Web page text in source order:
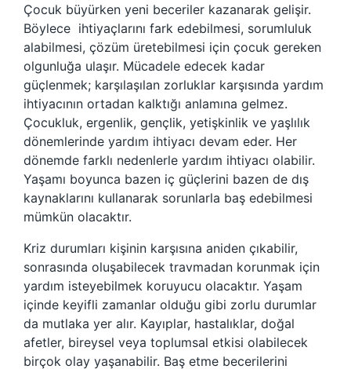
Çocuk büyürken yeni beceriler kazanarak gelişir.
Böylece ihtiyaçlarını fark edebilmesi, sorumluluk
alabilmesi, çözüm üretebilmesi için çocuk gereken
olgunluğa ulaşır. Mücadele edecek kadar
güçlenmek; karşılaşılan zorluklar karşısında yardım
ihtiyacının ortadan kalktığı anlamına gelmez.
Çocukluk, ergenlik, gençlik, yetişkinlik ve yaşlılık
dönemlerinde yardım ihtiyacı devam eder. Her
dönemde farklı nedenlerle yardım ihtiyacı olabilir.
Yaşamı boyunca bazen iç güçlerini bazen de dış
kaynaklarını kullanarak sorunlarla baş edebilmesi
mümkün olacaktır.
Kriz durumları kişinin karşısına aniden çıkabilir,
sonrasında oluşabilecek travmadan korunmak için
yardım isteyebilmek koruyucu olacaktır. Yaşam
içinde keyifli zamanlar olduğu gibi zorlu durumlar
da mutlaka yer alır. Kayıplar, hastalıklar, doğal
afetler, bireysel veya toplumsal etkisi olabilecek
birçok olay yaşanabilir. Baş etme becerilerini